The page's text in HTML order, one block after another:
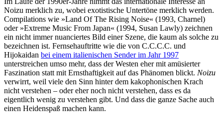
Noizu merklich zu, wobei exotistische Untertöne merklich werden.
Compilations wie »Land Of The Rising Noise« (1993, Charnel)
oder »Extreme Music From Japan« (1994, Susan Lawly) zeichnen
ein nicht immer nuanciertes Bild einer Szene, die kaum als solche zu
bezeichnen ist. Fernsehauftritte wie die von C.C.C.C. und
Hijokaidan bei einem italienischen Sender im Jahr 1997
unterstreichen umso mehr, dass der Westen eher mit amüsierter
Faszination statt mit Ernsthaftigkeit auf das Phänomen blickt. Noizu
verwirrt, weil viele den Sinn hinter dem kakophonischen Krach
nicht verstehen – oder eher noch nicht verstehen, dass es da
eigentlich wenig zu verstehen gibt. Und dass die ganze Sache auch
einen Heidenspaß machen kann.